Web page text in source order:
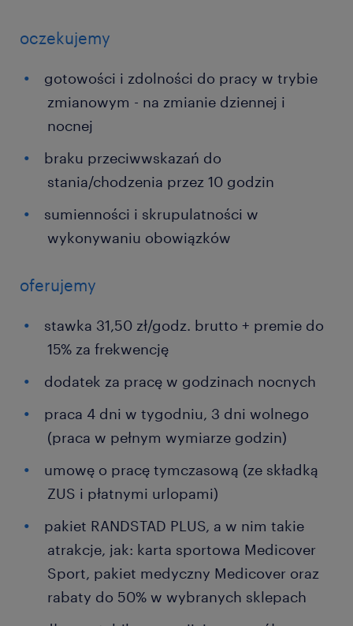
oczekujemy
gotowości i zdolności do pracy w trybie
zmianowym - na zmianie dziennej i
nocnej
braku przeciwwskazań do
stania/chodzenia przez 10 godzin
sumienności i skrupulatności w
wykonywaniu obowiązków
oferujemy
stawka 31,50 zł/godz. brutto + premie do
15% za frekwencję
dodatek za pracę w godzinach nocnych
praca 4 dni w tygodniu, 3 dni wolnego
(praca w pełnym wymiarze godzin)
umowę o pracę tymczasową (ze składką
ZUS i płatnymi urlopami)
pakiet RANDSTAD PLUS, a w nim takie
atrakcje, jak: karta sportowa Medicover
Sport, pakiet medyczny Medicover oraz
rabaty do 50% w wybranych sklepach